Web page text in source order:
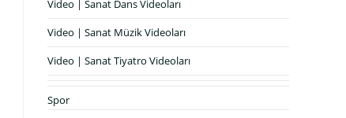
Video | Sanat Dans Videoları
Video | Sanat Müzik Videoları
Video | Sanat Tiyatro Videoları
Spor